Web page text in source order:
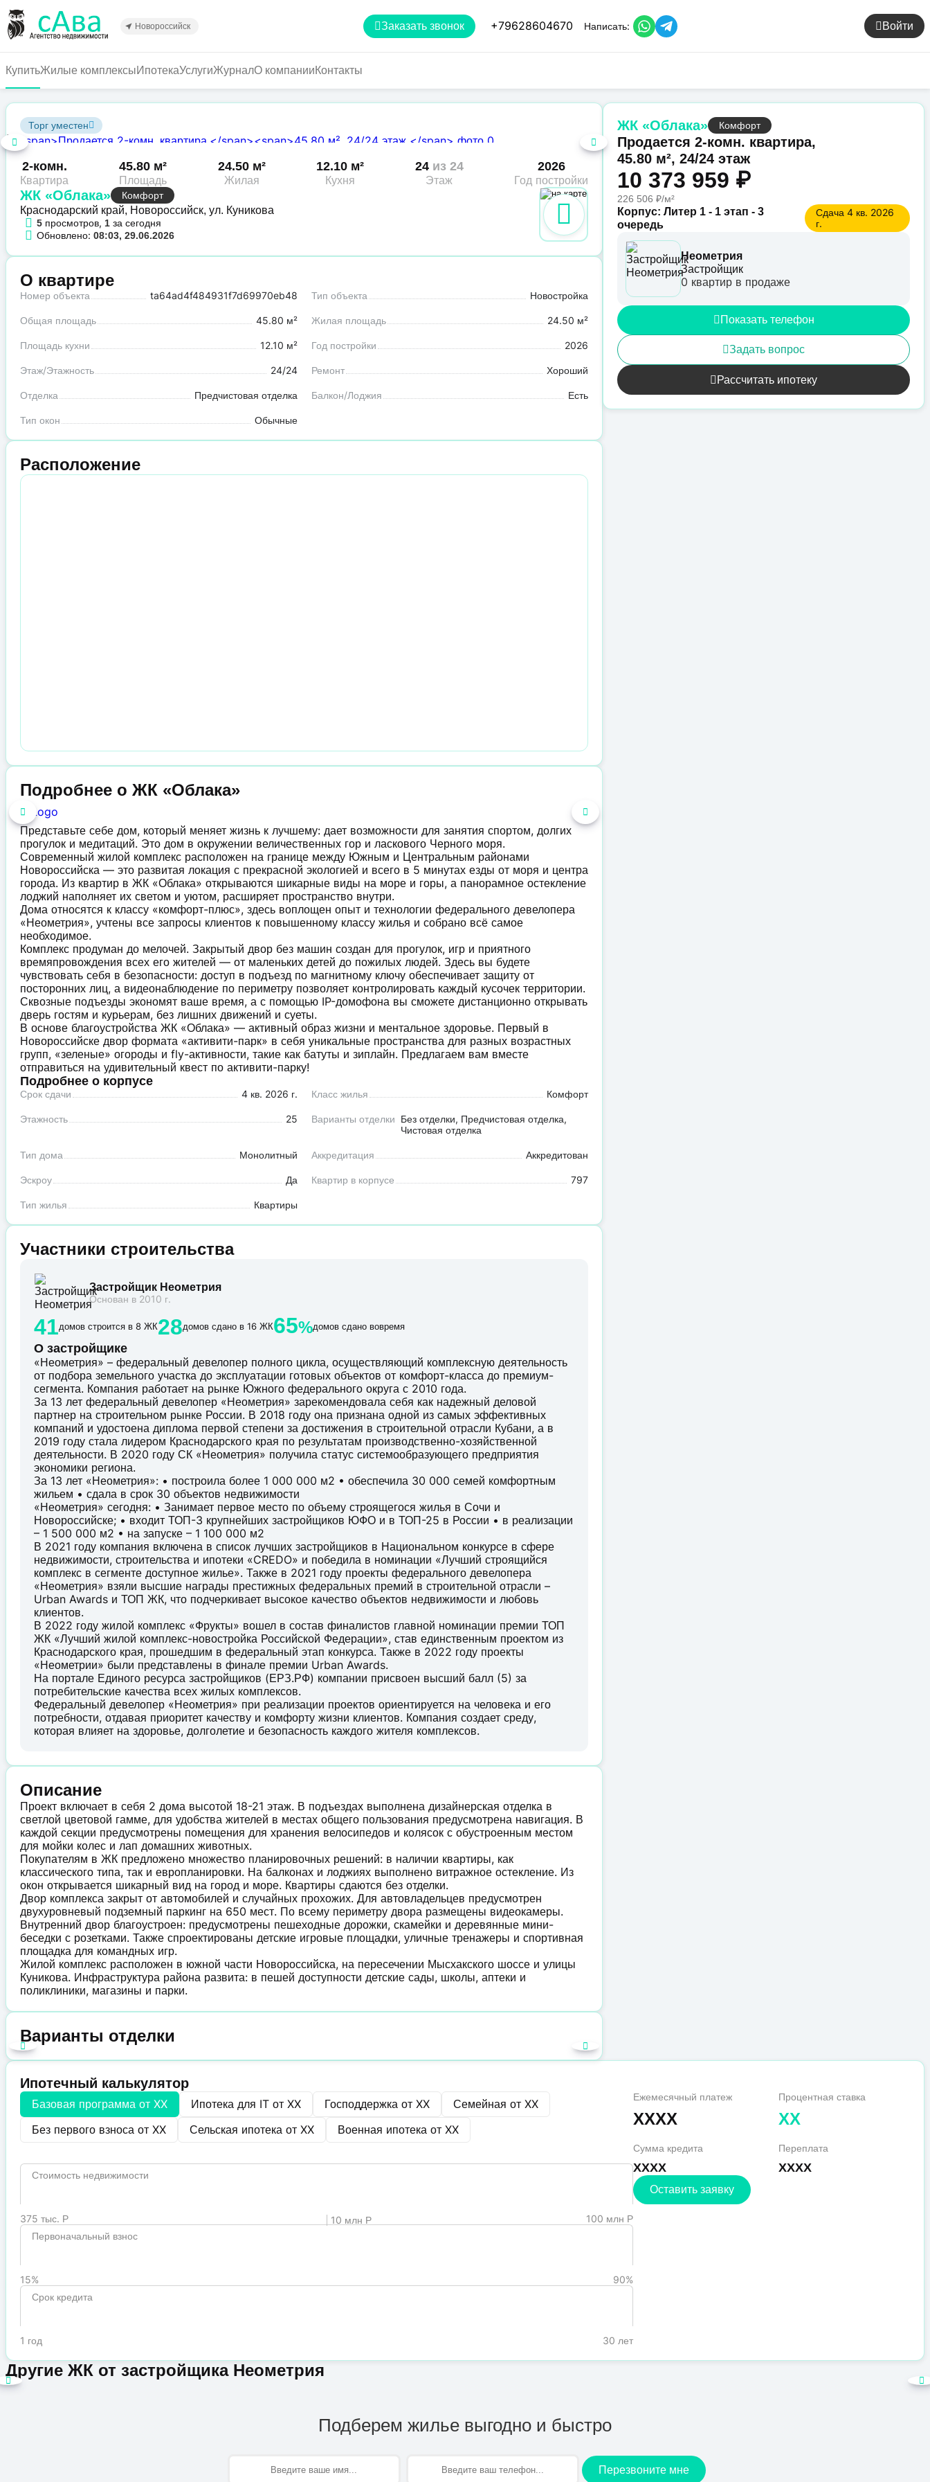
Перейти
основному
Новороссийск Заказать звонок +79628604670 Написать: Войти
КупитьЖилые комплексыИпотекаУслугиЖурналО компанииКонтакты
Торг уместен
2-комн.
Квартира
45.80 м²
Площадь
24.50 м²
Жилая
12.10 м²
Кухня
24 из 24
Этаж
2026
Год постройки
ЖК «Облака»
Комфорт
Краснодарский край, Новороссийск, ул. Куникова
5 просмотров, 1 за сегодня
Обновлено: 08:03, 29.06.2026
О квартире
Номер объекта ta64ad4f484931f7d69970eb48 Тип объекта Новостройка
Общая площадь 45.80 м² Жилая площадь 24.50 м²
Площадь кухни 12.10 м² Год постройки 2026
Этаж/Этажность 24/24 Ремонт Хороший
Отделка Предчистовая отделка Балкон/Лоджия Есть
Тип окон Обычные
Расположение
Подробнее о ЖК «Облака»
Представьте себе дом, который меняет жизнь к лучшему: дает возможности для занятия спортом, долгих
прогулок и медитаций. Это дом в окружении величественных гор и ласкового Черного моря.
Современный жилой комплекс расположен на границе между Южным и Центральным районами
Новороссийска — это развитая локация с прекрасной экологией и всего в 5 минутах езды от моря и центра
города. Из квартир в ЖК «Облака» открываются шикарные виды на море и горы, а панорамное остекление
лоджий наполняет их светом и уютом, расширяет пространство внутри.
Дома относятся к классу «комфорт-плюс», здесь воплощен опыт и технологии федерального девелопера
«Неометрия», учтены все запросы клиентов к повышенному классу жилья и собрано всё самое
необходимое.
Комплекс продуман до мелочей. Закрытый двор без машин создан для прогулок, игр и приятного
времяпровождения всех его жителей — от маленьких детей до пожилых людей. Здесь вы будете
чувствовать себя в безопасности: доступ в подъезд по магнитному ключу обеспечивает защиту от
посторонних лиц, а видеонаблюдение по периметру позволяет контролировать каждый кусочек территории.
Сквозные подъезды экономят ваше время, а с помощью IP-домофона вы сможете дистанционно открывать
дверь гостям и курьерам, без лишних движений и суеты.
В основе благоустройства ЖК «Облака» — активный образ жизни и ментальное здоровье. Первый в
Новороссийске двор формата «активити-парк» в себя уникальные пространства для разных возрастных
групп, «зеленые» огороды и fly-активности, такие как батуты и зиплайн. Предлагаем вам вместе
отправиться на удивительный квест по активити-парку!
Подробнее о корпусе
Срок сдачи 4 кв. 2026 г. Класс жилья Комфорт
Этажность 25 Варианты отделки Без отделки, Предчистовая отделка,
Чистовая отделка
Тип дома Монолитный Аккредитация Аккредитован
Эскроу Да Квартир в корпусе 797
Тип жилья Квартиры
Участники строительства
Застройщик Неометрия
Основан в 2010 г.
41домов строится в 8 ЖК28домов сдано в 16 ЖК65%домов сдано вовремя
О застройщике
«Неометрия» – федеральный девелопер полного цикла, осуществляющий комплексную деятельность
от подбора земельного участка до эксплуатации готовых объектов от комфорт-класса до премиум-
сегмента. Компания работает на рынке Южного федерального округа с 2010 года.
За 13 лет федеральный девелопер «Неометрия» зарекомендовала себя как надежный деловой
партнер на строительном рынке России. В 2018 году она признана одной из самых эффективных
компаний и удостоена диплома первой степени за достижения в строительной отрасли Кубани, а в
2019 году стала лидером Краснодарского края по результатам производственно-хозяйственной
деятельности. В 2020 году СК «Неометрия» получила статус системообразующего предприятия
экономики региона.
За 13 лет «Неометрия»: • построила более 1 000 000 м2 • обеспечила 30 000 семей комфортным
жильем • сдала в срок 30 объектов недвижимости
«Неометрия» сегодня: • Занимает первое место по объему строящегося жилья в Сочи и
Новороссийске; • входит ТОП-3 крупнейших застройщиков ЮФО и в ТОП-25 в России • в реализации
– 1 500 000 м2 • на запуске – 1 100 000 м2
В 2021 году компания включена в список лучших застройщиков в Национальном конкурсе в сфере
недвижимости, строительства и ипотеки «CREDO» и победила в номинации «Лучший строящийся
комплекс в сегменте доступное жилье». Также в 2021 году проекты федерального девелопера
«Неометрия» взяли высшие награды престижных федеральных премий в строительной отрасли –
Urban Awards и ТОП ЖК, что подчеркивает высокое качество объектов недвижимости и любовь
клиентов.
В 2022 году жилой комплекс «Фрукты» вошел в состав финалистов главной номинации премии ТОП
ЖК «Лучший жилой комплекс-новостройка Российской Федерации», став единственным проектом из
Краснодарского края, прошедшим в федеральный этап конкурса. Также в 2022 году проекты
«Неометрии» были представлены в финале премии Urban Awards.
На портале Единого ресурса застройщиков (ЕРЗ.РФ) компании присвоен высший балл (5) за
потребительские качества всех жилых комплексов.
Федеральный девелопер «Неометрия» при реализации проектов ориентируется на человека и его
потребности, отдавая приоритет качеству и комфорту жизни клиентов. Компания создает среду,
которая влияет на здоровье, долголетие и безопасность каждого жителя комплексов.
Описание
Проект включает в себя 2 дома высотой 18-21 этаж. В подъездах выполнена дизайнерская отделка в
светлой цветовой гамме, для удобства жителей в местах общего пользования предусмотрена навигация. В
каждой секции предусмотрены помещения для хранения велосипедов и колясок с обустроенным местом
для мойки колес и лап домашних животных.
Покупателям в ЖК предложено множество планировочных решений: в наличии квартиры, как
классического типа, так и европланировки. На балконах и лоджиях выполнено витражное остекление. Из
окон открывается шикарный вид на город и море. Квартиры сдаются без отделки.
Двор комплекса закрыт от автомобилей и случайных прохожих. Для автовладельцев предусмотрен
двухуровневый подземный паркинг на 650 мест. По всему периметру двора размещены видеокамеры.
Внутренний двор благоустроен: предусмотрены пешеходные дорожки, скамейки и деревянные мини-
беседки с розетками. Также спроектированы детские игровые площадки, уличные тренажеры и спортивная
площадка для командных игр.
Жилой комплекс расположен в южной части Новороссийска, на пересечении Мысхакского шоссе и улицы
Куникова. Инфраструктура района развита: в пешей доступности детские сады, школы, аптеки и
поликлиники, магазины и парки.
Варианты отделки
Продается 2-комн. квартира,
45.80 м², 24/24 этаж
10 373 959 ₽
226 506 ₽/м²
ЖК «Облака» Комфорт
Корпус: Литер 1 - 1 этап - 3
очередь
Сдача 4 кв. 2026
г.
Неометрия
Застройщик
0 квартир в продаже
Показать телефон
Задать вопрос
Рассчитать ипотеку
Ипотечный калькулятор
Базовая программа от XX Ипотека для IT от XX Господдержка от XX Семейная от XX
Без первого взноса от XX Сельская ипотека от XX Военная ипотека от XX
Стоимость недвижимости
375 тыс. Р 10 млн Р
100 млн Р
Первоначальный взнос
15%
90%
Срок кредита
1 год 30 лет
Ежемесячный платеж
XXXX
Процентная ставка
XX
Сумма кредита
XXXX
Переплата
XXXX
Оставить заявку
Другие ЖК от застройщика Неометрия
Подберем жилье выгодно и быстро
Перезвоните мне